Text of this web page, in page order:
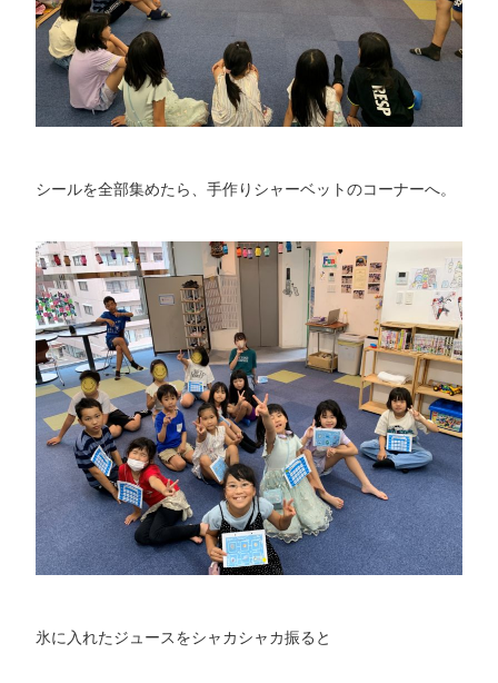
シールを全部集めたら、手作りシャーベットのコーナーへ。
氷に入れたジュースをシャカシャカ振ると